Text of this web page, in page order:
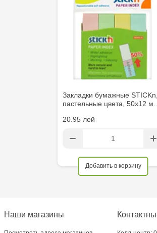
Закладки бумажные STICKn,
пастельные цвета, 50х12
20.95 лей
Добавить в корзину
Наши магазины